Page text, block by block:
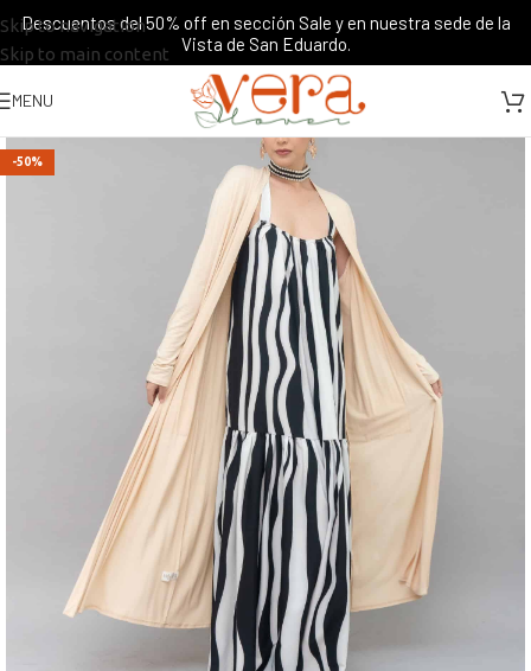
Skip to navigation
Skip to main content
Descuentos del 50% off en sección Sale y en nuestra sede de la
Vista de San Eduardo.
MENU
-50%